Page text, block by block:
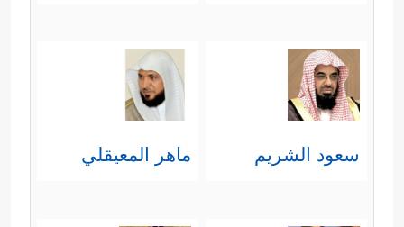
الدعوة والكيد بأهلها.
﴿تُسۡقَىٰ مِنۡ عَیۡنٍ ءَانِیَةࣲ﴾أي: من عينٍ
شديدة الحرارة، كما قال فيسورة
سعود الشريم ماهر المعيقلي